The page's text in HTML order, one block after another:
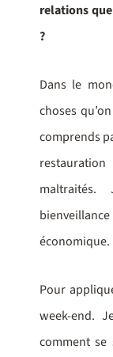
relations
?
Dans le
choses
comprends
économique.
Pour
week-end.
comment se